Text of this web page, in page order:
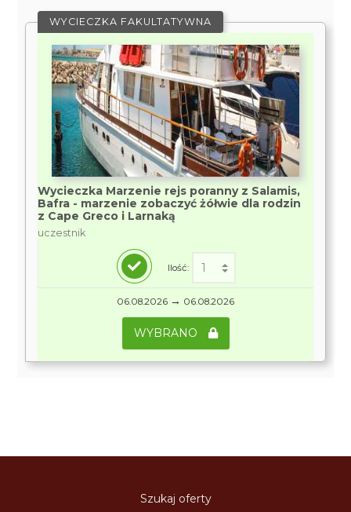
WYCIECZKA FAKULTATYWNA
Wycieczka Marzenie rejs poranny z Salamis,
Bafra - marzenie zobaczyć żółwie dla rodzin
z Cape Greco i Larnaką
uczestnik
Ilość:
06.08.2026 → 06.08.2026
WYBRANO
Szukaj oferty